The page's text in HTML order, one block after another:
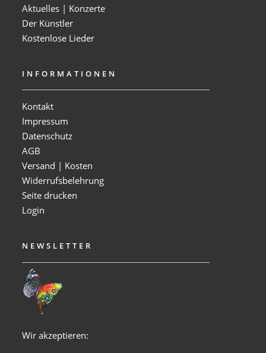
Aktuelles | Konzerte
Der Künstler
Kostenlose Lieder
INFORMATIONEN
Kontakt
Impressum
Datenschutz
AGB
Versand | Kosten
Widerrufsbelehrung
Seite drucken
Login
NEWSLETTER
Wir akzeptieren: